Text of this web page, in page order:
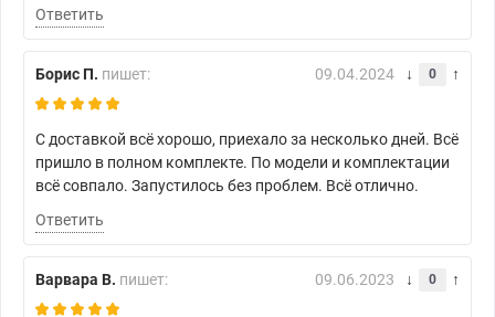
Ответить
Борис П. пишет: 09.04.2024 0
С доставкой всё хорошо, приехало за несколько дней. Всё
пришло в полном комплекте. По модели и комплектации
всё совпало. Запустилось без проблем. Всё отлично.
Ответить
Варвара В. пишет: 09.06.2023 0